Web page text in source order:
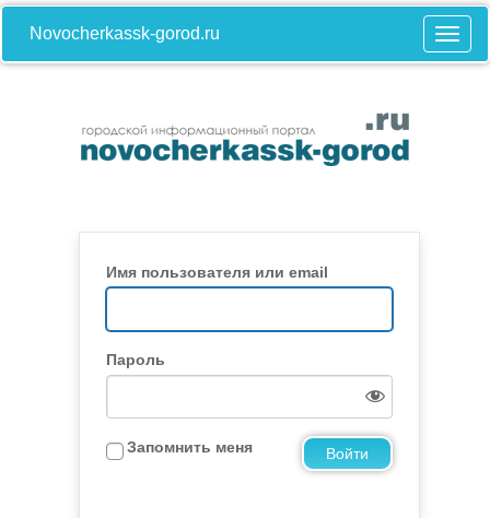
Novocherkassk-gorod.ru
Имя пользователя или email
Пароль
Запомнить меня